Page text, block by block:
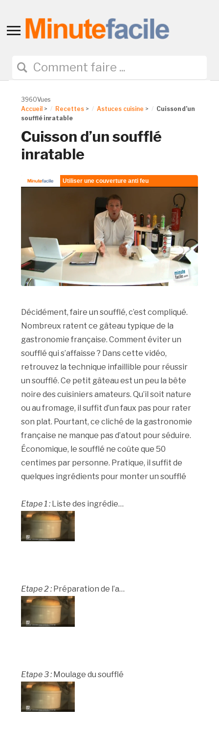
Toggle
navigation
3960Vues
Accueil > Recettes > Astuces cuisine >
Cuisson d’un
soufflé inratable
Cuisson d’un soufflé
inratable
Décidément, faire un soufflé, c’est compliqué.
Nombreux ratent ce gâteau typique de la
gastronomie française. Comment éviter un
soufflé qui s’affaisse ? Dans cette vidéo,
retrouvez la technique infaillible pour réussir
un soufflé. Ce petit gâteau est un peu la bête
noire des cuisiniers amateurs. Qu’il soit nature
ou au fromage, il suffit d’un faux pas pour rater
son plat. Pourtant, ce cliché de la gastronomie
française ne manque pas d’atout pour séduire.
Économique, le soufflé ne coûte que 50
centimes par personne. Pratique, il suffit de
quelques ingrédients pour monter un soufflé
Etape 1 : Liste des ingrédie…
Etape 2 : Préparation de l’a…
Etape 3 : Moulage du soufflé